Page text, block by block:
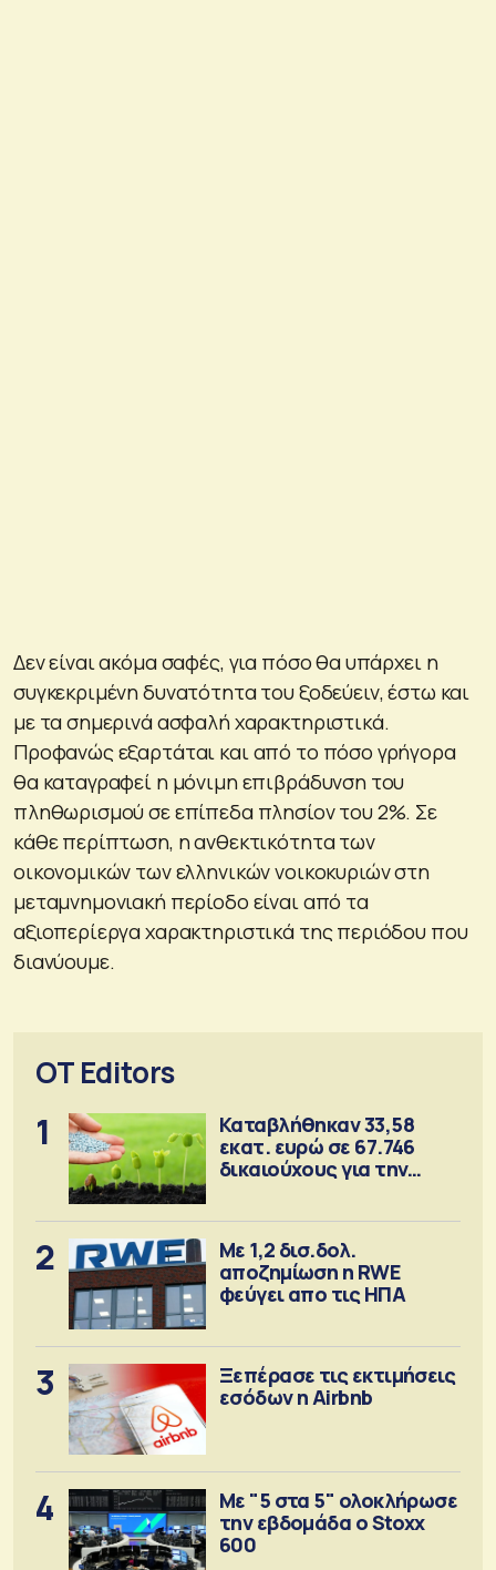
Δεν είναι ακόμα σαφές, για πόσο θα υπάρχει η
συγκεκριμένη δυνατότητα του ξοδεύειν, έστω και
με τα σημερινά ασφαλή χαρακτηριστικά.
Προφανώς εξαρτάται και από το πόσο γρήγορα
θα καταγραφεί η μόνιμη επιβράδυνση του
πληθωρισμού σε επίπεδα πλησίον του 2%. Σε
κάθε περίπτωση, η ανθεκτικότητα των
οικονομικών των ελληνικών νοικοκυριών στη
μεταμνημονιακή περίοδο είναι από τα
αξιοπερίεργα χαρακτηριστικά της περιόδου που
διανύουμε.
OT Editors
1
Καταβλήθηκαν 33,58
εκατ. ευρώ σε 67.746
δικαιούχους για την
2
Με 1,2 δισ.δολ.
αποζημίωση η RWE
φεύγει απο τις ΗΠΑ
3
Ξεπέρασε τις εκτιμήσεις
εσόδων η Airbnb
4
Με "5 στα 5" ολοκλήρωσε
την εβδομάδα ο Stoxx
600